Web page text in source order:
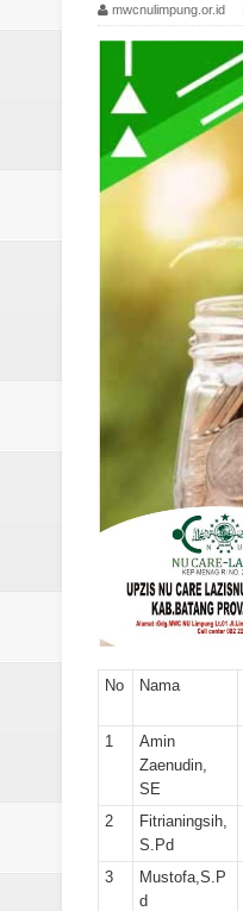
mwcnulimpung.or.id
No Nama
1
Amin
Zaenudin,
SE
2
Fitrianingsih,
S.Pd
3
Mustofa,S.P
d